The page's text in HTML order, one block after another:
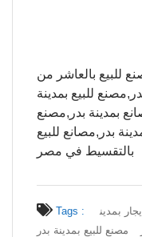
مصنع للبيع بالعاشر من
للبيع بمدينة
بمدينة بدر,مصنع
بدر,مصانع للبيع
بالتقسيط في مصر
Tags :
بمدين
مصنع للبيع بمدينة بدر